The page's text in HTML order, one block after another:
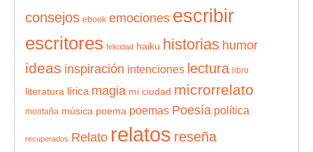
consejos ebook emociones escribir
escritores felicidad haiku historias humor
ideas inspiración intenciones lectura libro
literatura lírica magia mi ciudad microrrelato
montaña música poema poemas Poesía política
recuperados Relato relatos reseña